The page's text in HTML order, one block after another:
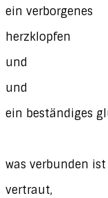
ein verborgenes
herzklopfen
und
und
ein beständiges
was verbunden ist
vertraut,